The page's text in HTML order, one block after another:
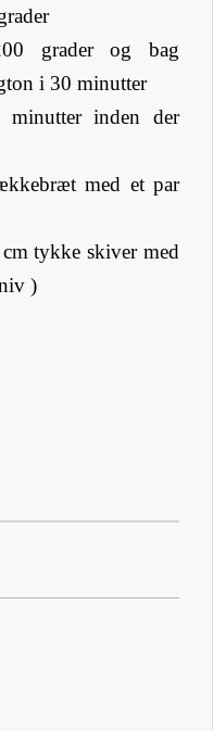
grader og bag
i 30 minutter
inden der
med et par
tykke skiver med
)